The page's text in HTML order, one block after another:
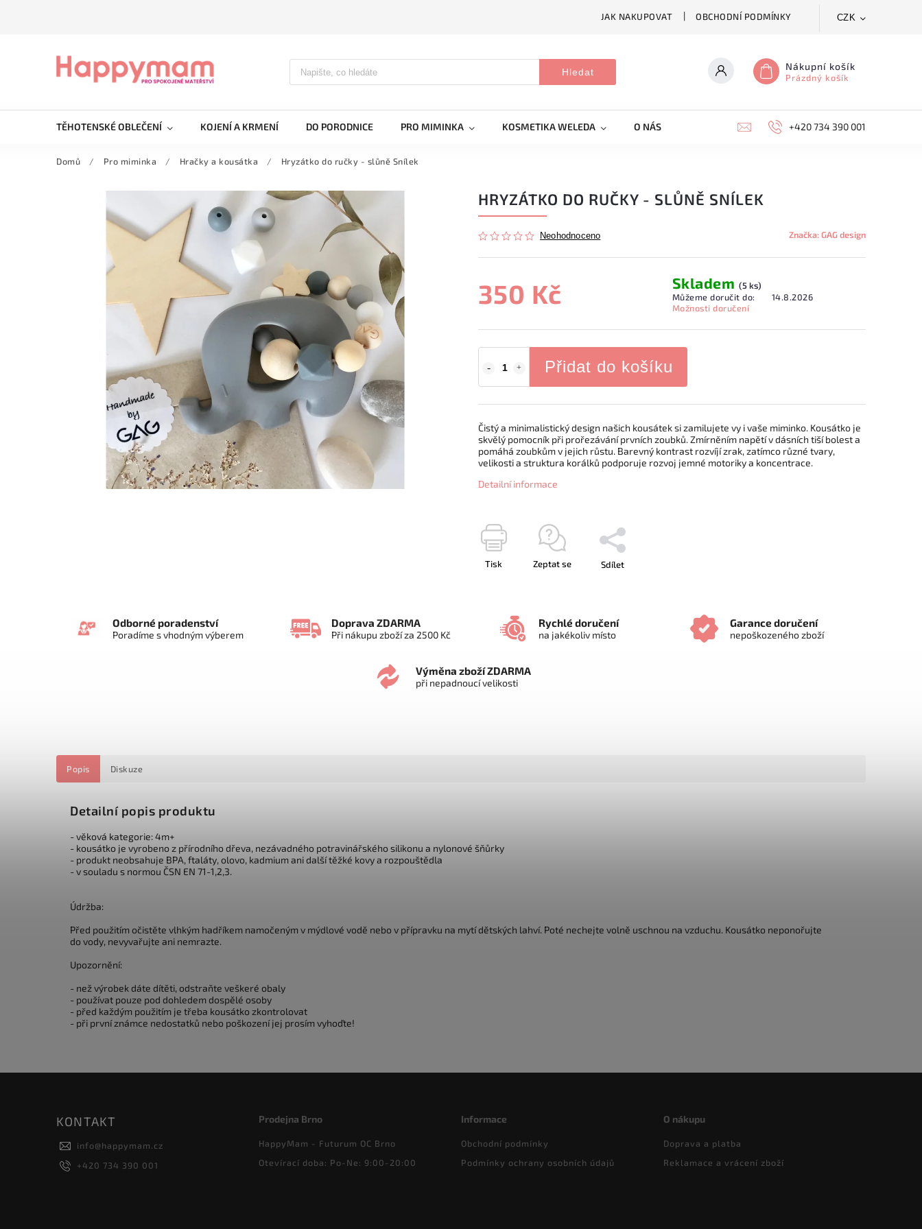
JAK NAKUPOVAT OBCHODNÍ PODMÍNKY CZK
Hledat Nákupní košík
Prázdný košík
TĚHOTENSKÉ OBLEČENÍ KOJENÍ A KRMENÍ DO PORODNICE PRO MIMINKA KOSMETIKA WELEDA O NÁS +420 734 390 001
Domů / Pro miminka / Hračky a kousátka / Hryzátko do ručky - slůně Snílek
HRYZÁTKO DO RUČKY - SLŮNĚ SNÍLEK
Neohodnoceno Značka:GAG design
350 Kč Skladem (5 ks)
Můžeme doručit do:
14.8.2026
Možnosti doručení
Přidat do košíku
Čistý a minimalistický design našich kousátek si zamilujete vy i vaše miminko. Kousátko je
skvělý pomocník při prořezávání prvních zoubků. Zmírněním napětí v dásních tiší bolest a
pomáhá zoubkům v jejich růstu. Barevný kontrast rozvíjí zrak, zatímco různé tvary,
velikosti a struktura korálků podporuje rozvoj jemné motoriky a koncentrace.
Detailní informace
Tisk Zeptat se Sdílet
Odborné poradenství
Poradíme s vhodným výberem
Doprava ZDARMA
Při nákupu zboží za 2500 Kč
Rychlé doručení
na jakékoliv místo
Garance doručení
nepoškozeného zboží
Výměna zboží ZDARMA
při nepadnoucí velikosti
Popis Diskuze
Detailní popis produktu
- věková kategorie: 4m+
- kousátko je vyrobeno z přírodního dřeva, nezávadného potravinářského silikonu a nylonové šňůrky
- produkt neobsahuje BPA, ftaláty, olovo, kadmium ani další těžké kovy a rozpouštědla
- v souladu s normou ČSN EN 71-1,2,3.
Údržba:
Před použitím očistěte vlhkým hadříkem namočeným v mýdlové vodě nebo v přípravku na mytí dětských lahví. Poté nechejte volně uschnou na vzduchu. Kousátko neponořujte
do vody, nevyvařujte ani nemrazte.
Upozornění:
- než výrobek dáte dítěti, odstraňte veškeré obaly
- používat pouze pod dohledem dospělé osoby
- před každým použitím je třeba kousátko zkontrolovat
- při první známce nedostatků nebo poškození jej prosím vyhoďte!
KONTAKT
info@happymam.cz
+420 734 390 001
Prodejna Brno
HappyMam - Futurum OC Brno
Otevírací doba: Po-Ne: 9:00-20:00
Informace
Obchodní podmínky
Podmínky ochrany osobních údajů
O nákupu
Doprava a platba
Reklamace a vrácení zboží